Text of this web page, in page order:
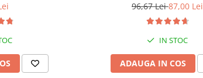
96,67 Lei87,00 Lei
IN STOC
ADAUGA IN COS